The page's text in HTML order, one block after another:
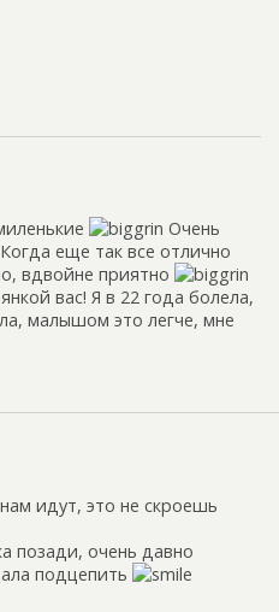
Очень
еще так все отлично
вдвойне приятно
вас! Я в 22 года болела,
малышом это легче, мне
идут, это не скроешь
позади, очень давно
подцепить